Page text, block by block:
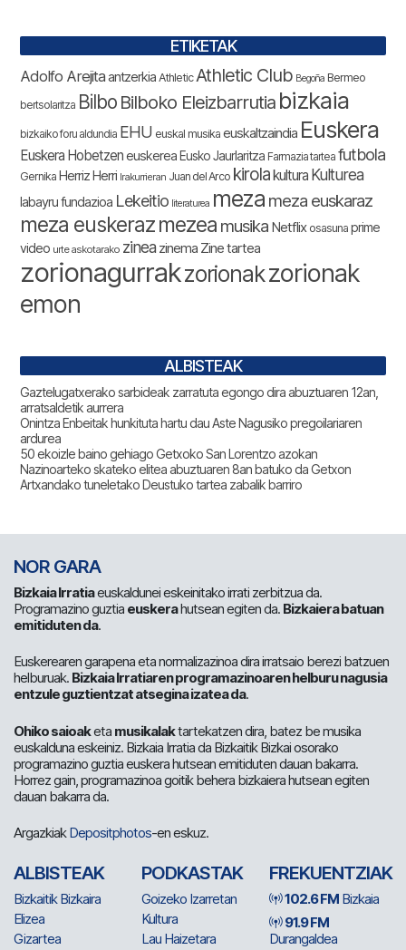
ETIKETAK
Adolfo Arejitaantzerkia Athletic Athletic Club Begoña Bermeo
bertsolaritza Bilbo Bilboko Eleizbarrutia bizkaia
bizkaiko foru aldundia EHU euskal musika euskaltzaindia Euskera
Euskera Hobetzeneuskerea Eusko Jaurlaritza Farmazia tartea futbola
Gernika Herriz Herri Irakurrieran Juan del Arco kirolakultura Kulturea
labayru fundazioa Lekeitio literaturea meza meza euskaraz
meza euskerazmezea musika Netflix osasuna prime
video urte askotarako zinea zinema Zine tartea
zorionagurrakzorionakzorionak
emon
ALBISTEAK
Gaztelugatxerako sarbideak zarratuta egongo dira abuztuaren 12an,
arratsaldetik aurrera
Onintza Enbeitak hunkituta hartu dau Aste Nagusiko pregoilariaren
ardurea
50 ekoizle baino gehiago Getxoko San Lorentzo azokan
Nazinoarteko skateko elitea abuztuaren 8an batuko da Getxon
Artxandako tuneletako Deustuko tartea zabalik barriro
NOR GARA
Bizkaia Irratiaeuskaldunei eskeinitako irrati zerbitzua da.
Programazino guztia euskerahutsean egiten da. Bizkaiera batuan
emitiduten da.
Euskerearen garapena eta normalizazinoa dira irratsaio berezi batzuen
helburuak. Bizkaia Irratiaren programazinoaren helburu nagusia
entzule guztientzat atsegina izatea da.
Ohiko saioaketa musikalaktartekatzen dira, batez be musika
euskalduna eskeiniz. Bizkaia Irratia da Bizkaitik Bizkai osorako
programazino guztia euskera hutsean emitiduten dauan bakarra.
Horrez gain, programazinoa goitik behera bizkaiera hutsean egiten
dauan bakarra da.
ArgazkiakDepositphotos-en eskuz.
ALBISTEAK
Bizkaitik Bizkaira
Elizea
Gizartea
PODKASTAK
Goizeko Izarretan
Kultura
Lau Haizetara
FREKUENTZIAK
102.6 FM Bizkaia
91.9 FM
Durangaldea